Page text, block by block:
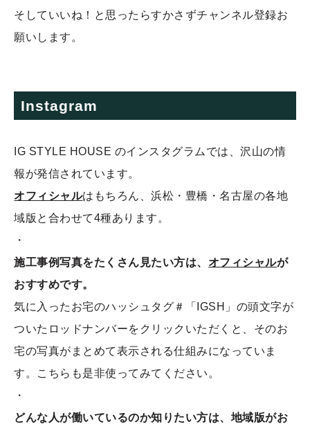
そしていいね！と思ったらすかさずチャンネル登録お
願いします。
Instagram
IG STYLE HOUSE のインスタグラムでは、沢山の情
報が発信されています。
オフィシャルはもちろん、浜松・豊橋・名古屋の各地
域版と合わせて4種あります。
・
施工事例写真をたくさん見たい方は、 オフィシャルが
おすすめです。
気に入ったお宅のハッシュタグ＃「IGSH」の頭文字が
ついたロッドナンバーをクリックいただくと、そのお
宅の写真がまとめて表示される仕組みになっていま
す。こちらも是非使ってみてください。
・
どんな人が働いているのか知りたい方は、地域版がお